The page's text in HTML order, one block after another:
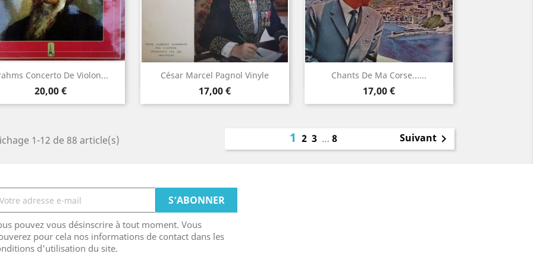
Concerto De Violon...
Prix
20,00 €
 Aperçu rapide César Marcel Pagnol Vinyle
Prix
17,00 €
Aperçu rapide Chants De Ma Corse......
Prix
17,00 €
Aperçu rapide
1-12 de 88 article(s) 1 2 3 … 8 Suivant
pouvez vous désinscrire à tout moment. Vous
pour cela nos informations de contact dans les
d'utilisation du site.